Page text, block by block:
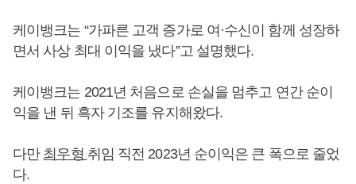
케이뱅크는 “가파른 고객 증가로 여·수신이 함께 성장하
면서 사상 최대 이익을 냈다”고 설명했다.
케이뱅크는 2021년 처음으로 손실을 멈추고 연간 순이
익을 낸 뒤 흑자 기조를 유지해왔다.
다만 최우형 취임 직전 2023년 순이익은 큰 폭으로 줄었
다.